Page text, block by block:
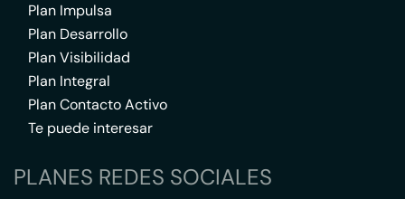
Plan Impulsa
Plan Desarrollo
Plan Visibilidad
Plan Integral
Plan Contacto Activo
Te puede interesar
PLANES REDES SOCIALES